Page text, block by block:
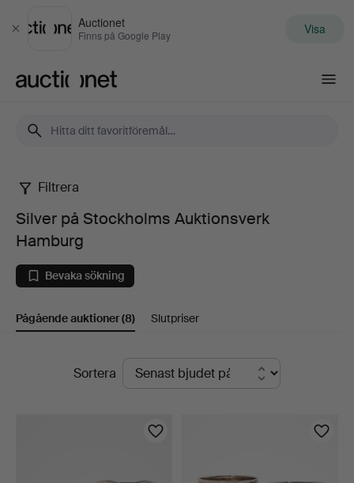
Stäng
Auctionet
Finns på Google Play Visa
Silver
på
Stockholms
Auktionsverk
Filtrera
Silver på Stockholms Auktionsverk
Hamburg
Bevaka sökning
Pågående auktioner(8) Slutpriser
PågåendeSortera